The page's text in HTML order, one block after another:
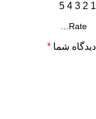
1
2
3
4
5
دیدگاه شما *